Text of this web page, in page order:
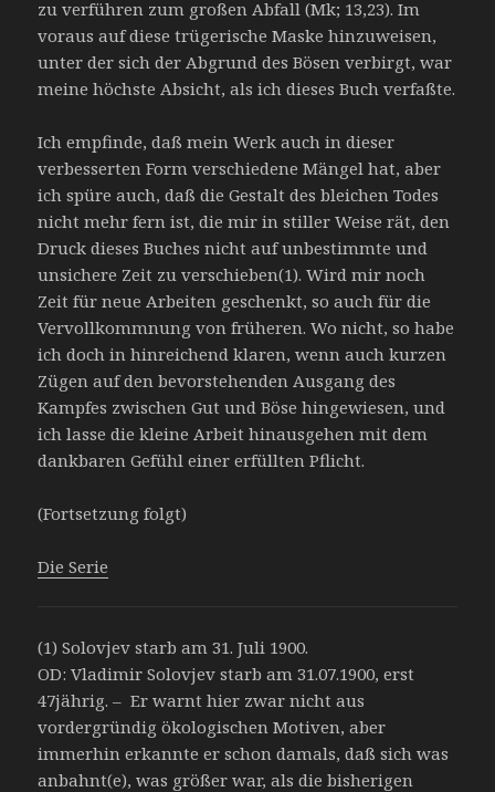
zu verführen zum großen Abfall (Mk; 13,23). Im
voraus auf diese trügerische Maske hinzuweisen,
unter der sich der Abgrund des Bösen verbirgt, war
meine höchste Absicht, als ich dieses Buch verfaßte.
Ich empfinde, daß mein Werk auch in dieser
verbesserten Form verschiedene Mängel hat, aber
ich spüre auch, daß die Gestalt des bleichen Todes
nicht mehr fern ist, die mir in stiller Weise rät, den
Druck dieses Buches nicht auf unbestimmte und
unsichere Zeit zu verschieben(1). Wird mir noch
Zeit für neue Arbeiten geschenkt, so auch für die
Vervollkommnung von früheren. Wo nicht, so habe
ich doch in hinreichend klaren, wenn auch kurzen
Zügen auf den bevorstehenden Ausgang des
Kampfes zwischen Gut und Böse hingewiesen, und
ich lasse die kleine Arbeit hinausgehen mit dem
dankbaren Gefühl einer erfüllten Pflicht.
(Fortsetzung folgt)
Die Serie
(1) Solovjev starb am 31. Juli 1900.
OD: Vladimir Solovjev starb am 31.07.1900, erst
47jährig. – Er warnt hier zwar nicht aus
vordergründig ökologischen Motiven, aber
immerhin erkannte er schon damals, daß sich was
anbahnt(e), was größer war, als die bisherigen